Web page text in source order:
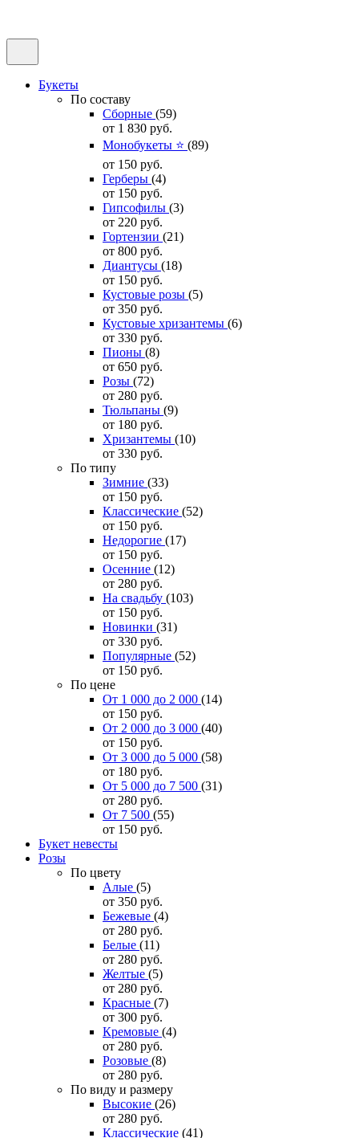
Букеты
По составу
Сборные (59)
от 1 830 руб.
Монобукеты ⭐ (89)
от 150 руб.
Герберы (4)
от 150 руб.
Гипсофилы (3)
от 220 руб.
Гортензии (21)
от 800 руб.
Диантусы (18)
от 150 руб.
Кустовые розы (5)
от 350 руб.
Кустовые хризантемы (6)
от 330 руб.
Пионы (8)
от 650 руб.
Розы (72)
от 280 руб.
Тюльпаны (9)
от 180 руб.
Хризантемы (10)
от 330 руб.
По типу
Зимние (33)
от 150 руб.
Классические (52)
от 150 руб.
Недорогие (17)
от 150 руб.
Осенние (12)
от 280 руб.
На свадьбу (103)
от 150 руб.
Новинки (31)
от 330 руб.
Популярные (52)
от 150 руб.
По цене
От 1 000 до 2 000 (14)
от 150 руб.
От 2 000 до 3 000 (40)
от 150 руб.
От 3 000 до 5 000 (58)
от 180 руб.
От 5 000 до 7 500 (31)
от 280 руб.
От 7 500 (55)
от 150 руб.
Букет невесты
Розы
По цвету
Алые (5)
от 350 руб.
Бежевые (4)
от 280 руб.
Белые (11)
от 280 руб.
Желтые (5)
от 280 руб.
Красные (7)
от 300 руб.
Кремовые (4)
от 280 руб.
Розовые (8)
от 280 руб.
По виду и размеру
Высокие (26)
от 280 руб.
Классические (41)